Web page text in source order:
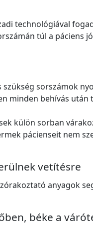
technológiával
túl a páciens
sorszámok
minden behívás
külön sorban
pácienseit nem
vetítésre
anyagok
béke a